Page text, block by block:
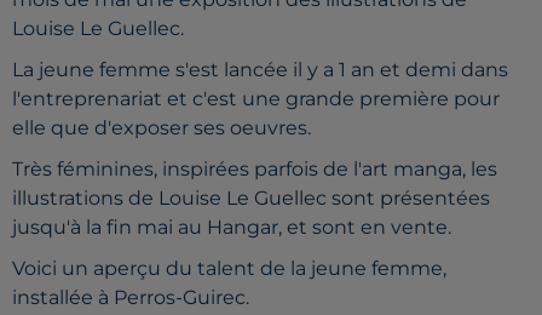
Louise Le Guellec.
La jeune femme s'est lancée il y a 1 an et demi dans
l'entreprenariat et c'est une grande première pour
elle que d'exposer ses oeuvres.
Très féminines, inspirées parfois de l'art manga, les
illustrations de Louise Le Guellec sont présentées
jusqu'à la fin mai au Hangar, et sont en vente.
Voici un aperçu du talent de la jeune femme,
installée à Perros-Guirec.